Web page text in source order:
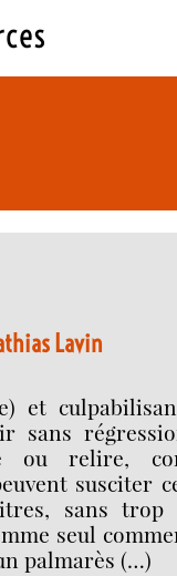
Lavin
et
sans
ou relire,
susciter
sans trop
seul
palmarès (…)